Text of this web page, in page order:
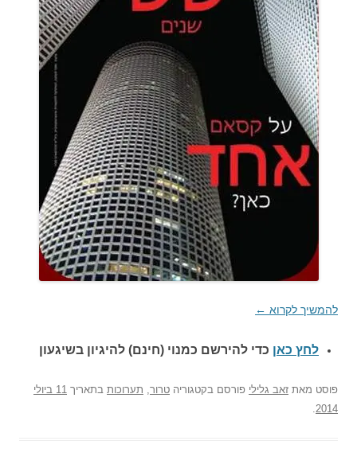
להמשיך לקרוא←
לחץ כאן כדי להירשם כ מנוי (חינם) להיגיון בשיגעון
פוסטמאתזאב גליליפורסם בקטגוריהטרור,תערוכותבתאריך
11 ביולי
2014
.